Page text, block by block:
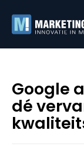
Google
dé